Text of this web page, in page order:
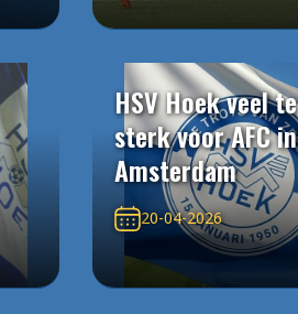
HSV Hoek veel te
sterk voor AFC in
Amsterdam
20-04-2026